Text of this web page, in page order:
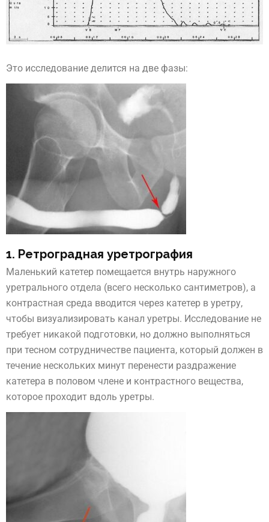
Это исследование делится на две фазы:
1. Ретроградная уретрография
Маленький катетер помещается внутрь наружного
уретрального отдела (всего несколько сантиметров), а
контрастная среда вводится через катетер в уретру,
чтобы визуализировать канал уретры. Исследование не
требует никакой подготовки, но должно выполняться
при тесном сотрудничестве пациента, который должен в
течение нескольких минут перенести раздражение
катетера в половом члене и контрастного вещества,
которое проходит вдоль уретры.